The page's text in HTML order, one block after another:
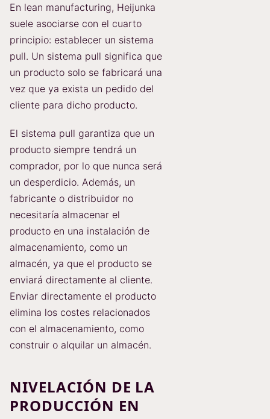
En lean manufacturing, Heijunka
suele asociarse con el cuarto
principio: establecer un sistema
pull. Un sistema pull significa que
un producto solo se fabricará una
vez que ya exista un pedido del
cliente para dicho producto.
El sistema pull garantiza que un
producto siempre tendrá un
comprador, por lo que nunca será
un desperdicio. Además, un
fabricante o distribuidor no
necesitaría almacenar el
producto en una instalación de
almacenamiento, como un
almacén, ya que el producto se
enviará directamente al cliente.
Enviar directamente el producto
elimina los costes relacionados
con el almacenamiento, como
construir o alquilar un almacén.
NIVELACIÓN DE LA
PRODUCCIÓN EN